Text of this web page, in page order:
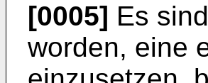
[0005] Es
worden, eine